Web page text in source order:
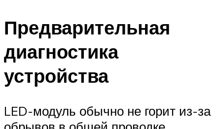
Предварительная
диагностика
устройства
LED-модуль обычно не горит из-за